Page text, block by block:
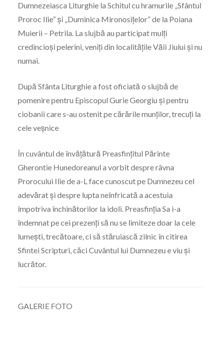
Dumnezeiasca Liturghie la Schitul cu hramurile „Sfântul
Proroc Ilie” și „Duminica Mironosițelor” de la Poiana
Muierii – Petrila. La slujbă au participat mulți
credincioși pelerini, veniți din localitățile Văii Jiului și nu
numai.
După Sfânta Liturghie a fost oficiată o slujbă de
pomenire pentru Episcopul Gurie Georgiu și pentru
ciobanii care s-au ostenit pe cărările munților, trecuți la
cele veșnice
În cuvântul de învățătură Preasfințitul Părinte
Gherontie Hunedoreanul a vorbit despre râvna
Prorocului Ilie de a-L face cunoscut pe Dumnezeu cel
adevărat și despre lupta neînfricată a acestuia
împotriva închinătorilor la idoli. Preasfinția Sa i-a
îndemnat pe cei prezenți să nu se limiteze doar la cele
lumești, trecătoare, ci să stăruiască zilnic în citirea
Sfintei Scripturi, căci Cuvântul lui Dumnezeu e viu și
lucrător.
GALERIE FOTO